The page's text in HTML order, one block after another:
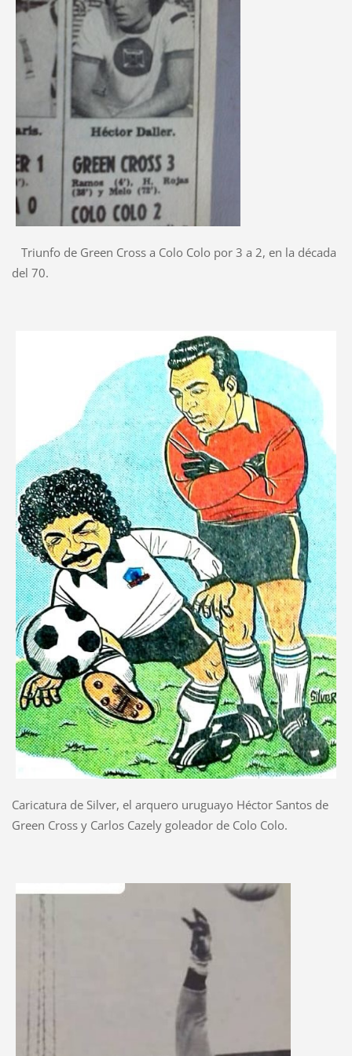
Triunfo de Green Cross a Colo Colo por 3 a 2, en la década
del 70.
Caricatura de Silver, el arquero uruguayo Héctor Santos de
Green Cross y Carlos Cazely goleador de Colo Colo.